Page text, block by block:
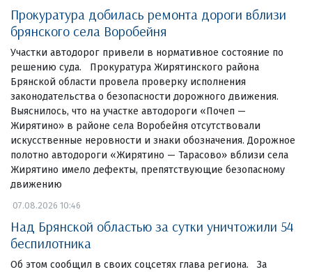
Прокуратура добилась ремонта дороги вблизи
брянского села Воробейня
Участки автодорог привели в нормативное состояние по
решению суда. Прокуратура Жирятинского района
Брянской области провела проверку исполнения
законодательства о безопасности дорожного движения.
Выяснилось, что на участке автодороги «Почеп —
Жирятино» в районе села Воробейня отсутствовали
искусственные неровности и знаки обозначения. Дорожное
полотно автодороги «Жирятино — Тарасово» вблизи села
Жирятино имело дефекты, препятствующие безопасному
движению
07.08.2026 10:46
Над Брянской областью за сутки уничтожили 54
беспилотника
Об этом сообщил в своих соцсетях глава региона. За